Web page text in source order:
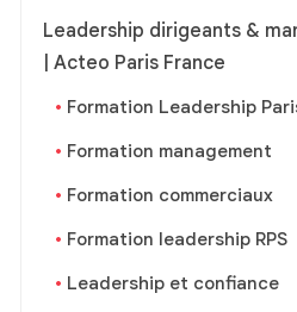
Leadership dirigeants &
| Acteo Paris France
Formation Leadership
Formation management
Formation commerciaux
Formation leadership RPS
Leadership et confiance